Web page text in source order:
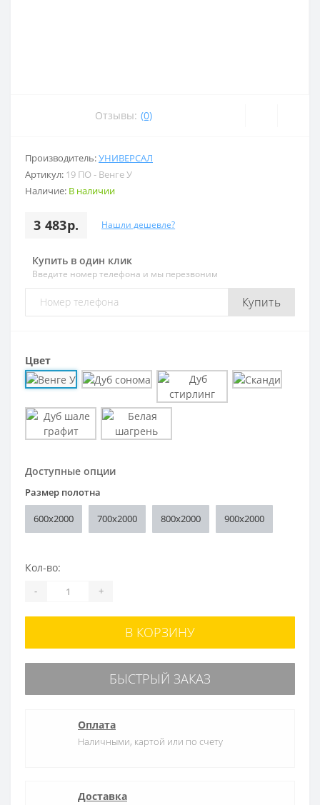
Отзывы: (0)
Производитель:УНИВЕРСАЛ
Артикул: 19 ПО - Венге У
Наличие: В наличии
3 483р. Нашли дешевле?
Купить в один клик
Введите номер телефона и мы перезвоним
Купить
Цвет
Доступные опции
Размер полотна
600x2000 700x2000 800x2000 900x2000
Кол-во:
- +
В КОРЗИНУ
БЫСТРЫЙ ЗАКАЗ
Оплата
Наличными, картой или по счету
Доставка